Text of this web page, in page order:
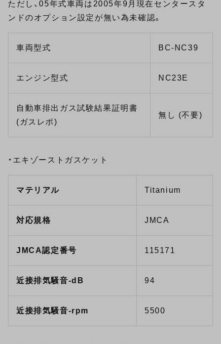
ただし、05年式車両は2005年9月現在センタースタ
ンドのオプション設定が無い為未確認。
車両型式 BC-NC39
エンジン型式 NC23E
自動車排出ガス試験結果証明書
(ガスレポ)
無し (不要)
・エキゾーストガスケット
マテリアル Titanium
対応規格 JMCA
JMCA認定番号 115171
近接排気騒音-dB 94
近接排気騒音-rpm 5500